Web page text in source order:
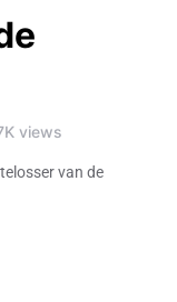
views
van de